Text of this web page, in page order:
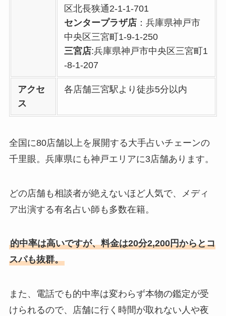
区北長狭通2-1-1-701
センタープラザ店 ：兵庫県神戸市
中央区三宮町1-9-1-250
三宮店:兵庫県神戸市中央区三宮町1
-8-1-207
アクセ
ス
各店舗三宮駅より徒歩5分以内
全国に80店舗以上を展開する大手占いチェーンの
千里眼。兵庫県にも神戸エリアに3店舗あります。
どの店舗も相談者が絶えないほど人気で、メディ
ア出演する有名占い師も多数在籍。
的中率は高いですが、料金は20分2,200円からとコ
スパも抜群。
また、電話でも的中率は変わらず本物の鑑定が受
けられるので、店舗に行く時間が取れない人や夜